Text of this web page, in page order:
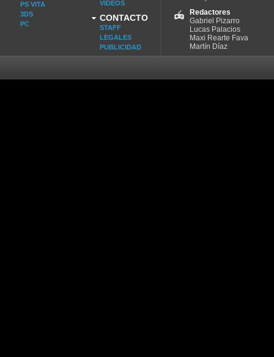
PS VITA
3DS
PC
VIDEOS
CONTACTO
STAFF
LEGALES
PUBLICIDAD
Redactores
Gabriel Pizarro
Lucas Palacios
Maxi Rearte Fava
Martín Díaz